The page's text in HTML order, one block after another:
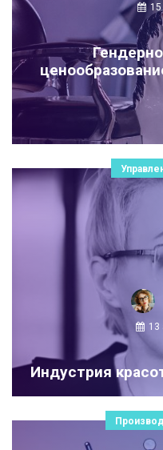
13
Индустрия